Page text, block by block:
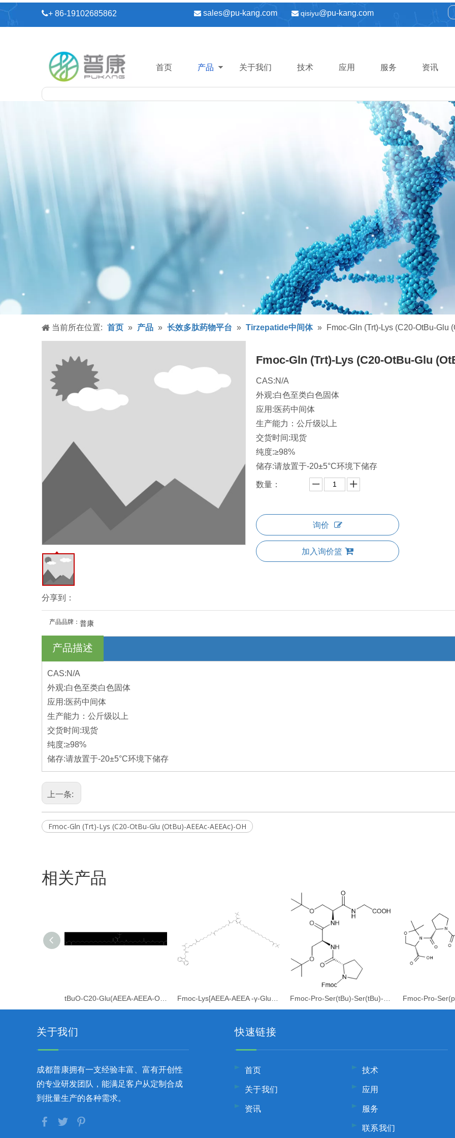
+ 86-19102685862  sales@pu-kang.com  qisiyu@pu-kang.com
首页 产品 关于我们 技术 应用 服务 资讯
当前所在位置: 首页 » 产品 » 长效多肽药物平台 » Tirzepatide中间体 » Fmoc-Gln (Trt)-Lys (C20-OtBu-Glu
分享到：
Fmoc-Gln (Trt)-Lys (C20-OtBu-Glu
CAS:N/A
外观:白色至类白色固体
应用:医药中间体
生产能力：公斤级以上
交货时间:现货
纯度:≥98%
储存:请放置于-20±5°C环境下储存
数量：
询价
加入询价篮
产品品牌： 普康
产品描述
CAS:N/A
外观:白色至类白色固体
应用:医药中间体
生产能力：公斤级以上
交货时间:现货
纯度:≥98%
储存:请放置于-20±5°C环境下储存
上一条:
Fmoc-Gln (Trt)-Lys (C20-OtBu-Glu (OtBu)-AEEAc-AEEAc)-OH
相关产品
关于我们
成都普康拥有一支经验丰富、富有开创性
的专业研发团队，能满足客户从定制合成
到批量生产的各种需求。
快速链接
首页
关于我们
资讯
技术
应用
服务
联系我们